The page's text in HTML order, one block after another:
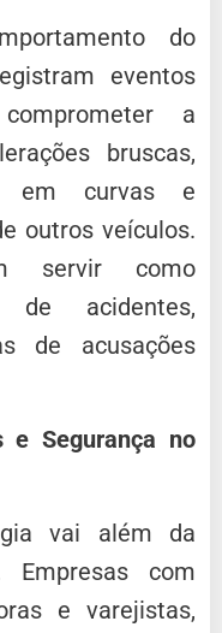
do
eventos
a
bruscas,
em curvas e
outros veículos.
servir como
de acidentes,
de acusações
e Segurança no
vai além da
Empresas com
e varejistas,